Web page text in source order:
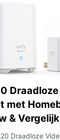
met
&
Draadloze